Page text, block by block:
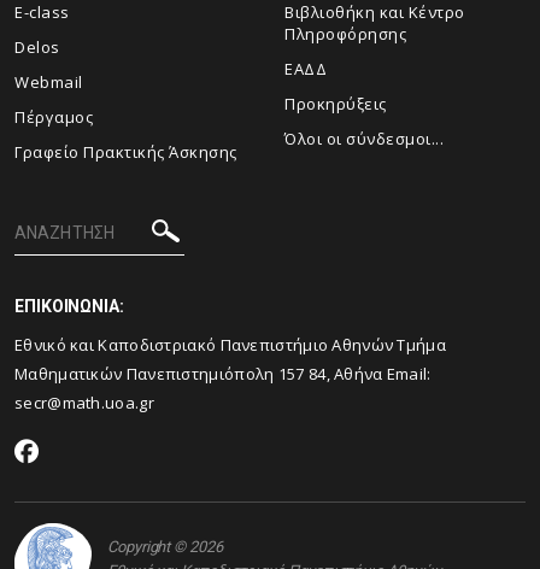
E-class
Delos
Webmail
Πέργαμος
Γραφείο Πρακτικής Άσκησης
Βιβλιοθήκη και Κέντρο
Πληροφόρησης
ΕΑΔΔ
Προκηρύξεις
Όλοι οι σύνδεσμοι...
ΕΠΙΚΟΙΝΩΝΙΑ:
Εθνικό και Καποδιστριακό Πανεπιστήμιο Αθηνών Τμήμα
Μαθηματικών Πανεπιστημιόπολη 157 84, Αθήνα Email:
secr@math.uoa.gr
Copyright © 2026